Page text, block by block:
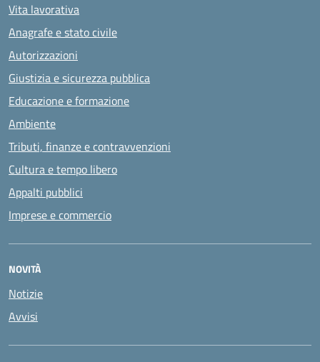
Vita lavorativa
Anagrafe e stato civile
Autorizzazioni
Giustizia e sicurezza pubblica
Educazione e formazione
Ambiente
Tributi, finanze e contravvenzioni
Cultura e tempo libero
Appalti pubblici
Imprese e commercio
NOVITÀ
Notizie
Avvisi